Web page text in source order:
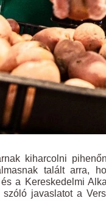
kiharcolni
talált arra,
a Kereskedelmi
javaslatot a